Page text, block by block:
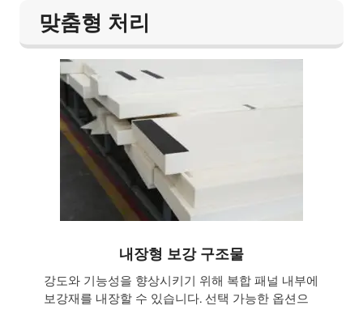
맞춤형 처리
내장형 보강 구조물
강도와 기능성을 향상시키기 위해 복합 패널 내부에
보강재를 내장할 수 있습니다. 선택 가능한 옵션으